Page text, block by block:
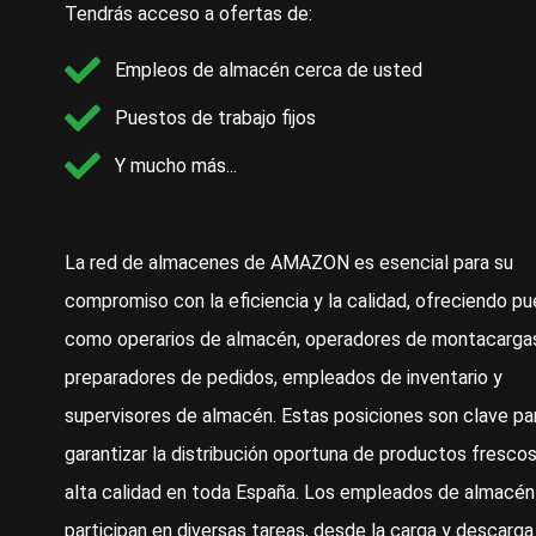
Tendrás acceso a ofertas de:
Empleos de almacén cerca de usted
Puestos de trabajo fijos
Y mucho más...
La red de almacenes de AMAZON es esencial para su
compromiso con la eficiencia y la calidad, ofreciendo
como operarios de almacén, operadores de
preparadores de pedidos, empleados de inventario y
supervisores de almacén. Estas posiciones son clave
garantizar la distribución oportuna de productos
alta calidad en toda España. Los empleados de almacén
participan en diversas tareas, desde la carga y